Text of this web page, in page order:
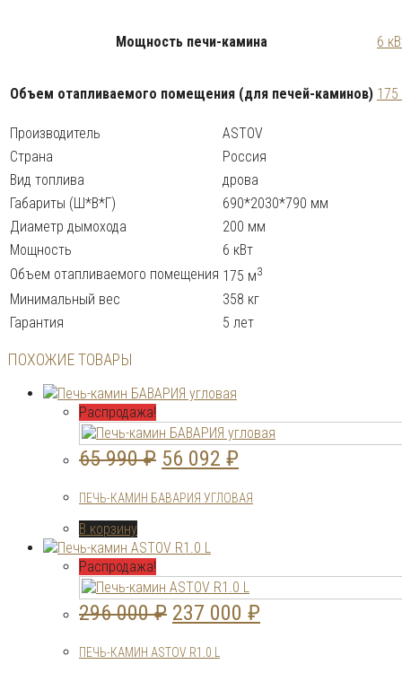
Мощность печи-камина 6
Объем отапливаемого помещения (для печей-каминов)
Производитель
ASTOV
Страна
Россия
Вид топлива
дрова
Габариты (Ш*В*Г)
690*2030*790 мм
Диаметр дымохода
200 мм
Мощность
6 кВт
Объем отапливаемого помещения 175 м3
Минимальный вес
358 кг
Гарантия
5 лет
ПОХОЖИЕ ТОВАРЫ
Распродажа!
65 990₽ Первоначальная
65
56 092 ₽
ПЕЧЬ-КАМИН БАВАРИЯ УГЛОВАЯ
В корзину
Распродажа!
296 000₽ Первоначальная
237 000 ₽
ПЕЧЬ-КАМИН ASTOV R1.0 L